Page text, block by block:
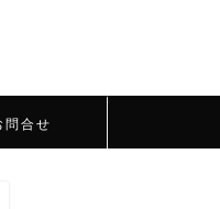
問合せ